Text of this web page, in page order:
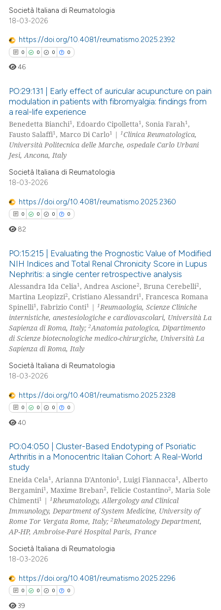
atscite.ai
cited by providing the
of the citation, a
describing whether
claim, and a label
in which section the
was made.
Società Italiana di Reumatologia
18-03-2026
https://doi.org/10.4081/reumatismo.2025.2392
0 0 0 0
Citing Publications
Supporting
Mentioning
Contrasting
how this article has been
atscite.ai
been cited by providing the
of the citation, a
describing whether
mentions, or contrasts
claim, and a label
in which section the
was made.
46
PO:29:131 | Early effect of auricular acupuncture on pain
modulation in patients with fibromyalgia: findings from
a real-life experience
Benedetta Bianchi1, Edoardo Cipolletta1, Sonia Farah1,
Fausto Salaffi1, Marco Di Carlo1 |1Clinica Reumatologica,
Università Politecnica delle Marche, ospedale Carlo Urbani
Jesi, Ancona, Italy
Società Italiana di Reumatologia
18-03-2026
https://doi.org/10.4081/reumatismo.2025.2360
0 0 0 0
Citing Publications
Supporting
Mentioning
Contrasting
how this article has been
shows how a scientific paper
cited by providing the
describing whether
mentions, or contrasts
claim, and a label
in which section the
was made.
82
PO:15:215 | Evaluating the Prognostic Value of Modified
NIH Indices and Total Renal Chronicity Score in Lupus
Nephritis: a single center retrospective analysis
Alessandra Ida Celia1 , Andrea Ascione2, Bruna Cerebelli2,
Martina Leopizzi2, Cristiano Alessandri1 , Francesca Romana
Spinelli1 , Fabrizio Conti1 |1Reumaologia, Scienze Cliniche
internistiche, anestesiologiche e cardiovascolari, Università La
Sapienza di Roma, Italy;2Anatomia patologica, Dipartimento
di Scienze biotecnologiche medico-chirurgiche, Università La
Sapienza di Roma, Italy
Società Italiana di Reumatologia
18-03-2026
https://doi.org/10.4081/reumatismo.2025.2328
0 0 0 0
Citing Publications
Supporting
Mentioning
Contrasting
how this article has been
atscite.ai
40
PO:04:050 | Cluster-Based Endotyping of Psoriatic
Arthritis in a Monocentric Italian Cohort: A Real-World
study
Eneida Cela1 , Arianna D'Antonio1 , Luigi Fiannacca1 , Alberto
Bergamini1 , Maxime Breban2, Felicie Costantino2, Maria Sole
Chimenti1 |1 Rheumatology, Allergology and Clinical
Immunology, Department of System Medicine, University of
Rome Tor Vergata Rome, Italy;2Rheumatology Department,
AP-HP, Ambroise-Paré Hospital Paris, France
Società Italiana di Reumatologia
18-03-2026
https://doi.org/10.4081/reumatismo.2025.2296
0 0 0 0
39